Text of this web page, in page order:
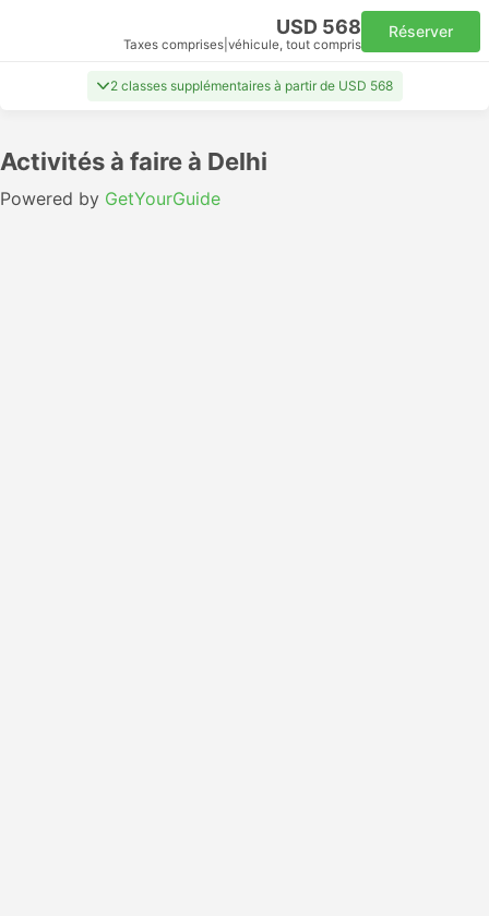
USD 568
Taxes comprises véhicule, tout compris
Réserver
2 classes supplémentaires à partir de USD 568
Activités à faire à Delhi
Powered by GetYourGuide